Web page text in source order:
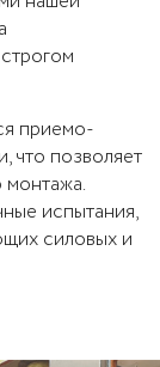
приемо-
что позволяет
монтажа.
испытания,
силовых и